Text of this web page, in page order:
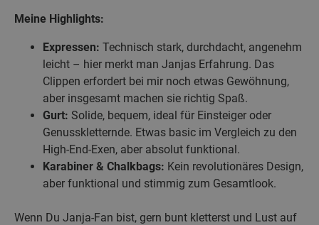
Meine Highlights:
Expressen: Technisch stark, durchdacht, angenehm
leicht – hier merkt man Janjas Erfahrung. Das
Clippen erfordert bei mir noch etwas Gewöhnung,
aber insgesamt machen sie richtig Spaß.
Gurt: Solide, bequem, ideal für Einsteiger oder
Genusskletternde. Etwas basic im Vergleich zu den
High-End-Exen, aber absolut funktional.
Karabiner & Chalkbags: Kein revolutionäres Design,
aber funktional und stimmig zum Gesamtlook.
Wenn Du Janja-Fan bist, gern bunt kletterst und Lust auf